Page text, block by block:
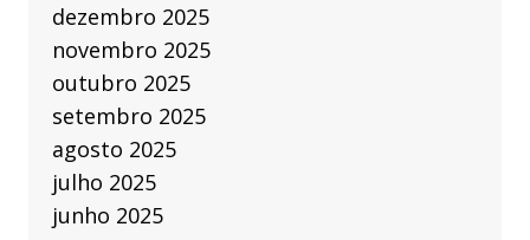
dezembro 2025
novembro 2025
outubro 2025
setembro 2025
agosto 2025
julho 2025
junho 2025